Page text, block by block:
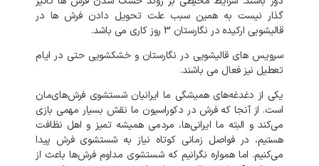
گذار نیست به همین سبب علت تحویل دادن فرش ها در
قالیشویی ارکیده در نگارستان 3 روز کاری می باشد.
سرویس های قالیشویی در نگارستان و خشکشویی حتی در ایام
تعطیل نیز فعال می باشند.
یکی از دغدغه‌های همیشگی ما ایرانیان شستشوی فرش‌های‌مان
است. از آنجا که فرش در دکوراسیون ما نقش بسیار مهمی بازی
می‌کند و البته ما ایرانی‌ها، مردمی همیشه تمیز و اهل نظافت
هستیم، در فواصل زمانی کوتاه نیاز به شستشوی فرش پیدا
می‌کنیم. اما همواره نگرانیم که شستشوی مداوم فرش‌ها باعث از